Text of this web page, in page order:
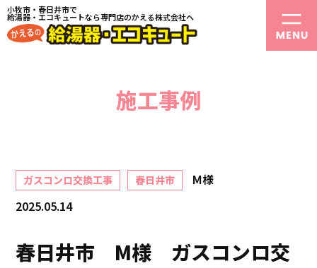
小牧市・春日井市で
給湯器・エコキュートなら専門店のかえる株式会社へ
施工事例
ガスコンロ交換工事 春日井市
M様
2025.05.14
春日井市 M様 ガスコンロ交